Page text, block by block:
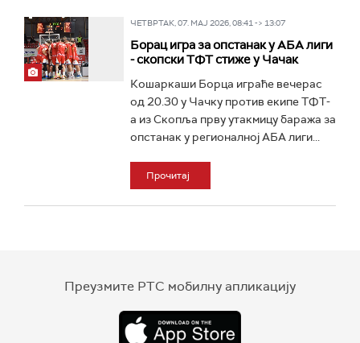
ЧЕТВРТАК, 07. МАЈ 2026, 08:41 -> 13:07
Борац игра за опстанак у АБА лиги
- скопски ТФТ стиже у Чачак
Кошаркаши Борца играће вечерас
од 20.30 у Чачку против екипе ТФТ-
а из Скопља прву утакмицу баража за
опстанак у регионалној АБА лиги...
Прочитај
Преузмите РТС мобилну апликацију